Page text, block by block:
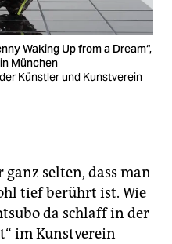
Waking Up from a Dream“,
München
Künstler und Kunstverein
selten, dass man
tief berührt ist. Wie
da schlaff in der
im Kunstverein